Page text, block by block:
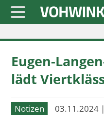
Startseite
» Blaulicht
» Freizeit
» Notizen
Eugen-
lädt
Notizen 03.11.2024